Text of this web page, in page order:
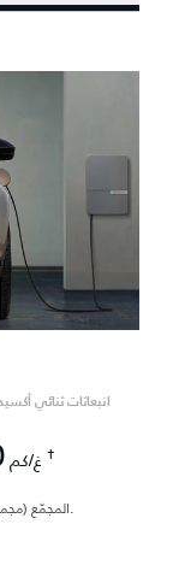
انبعاثات ثنائي
†
المجمّع (مجموعة الطرازات).